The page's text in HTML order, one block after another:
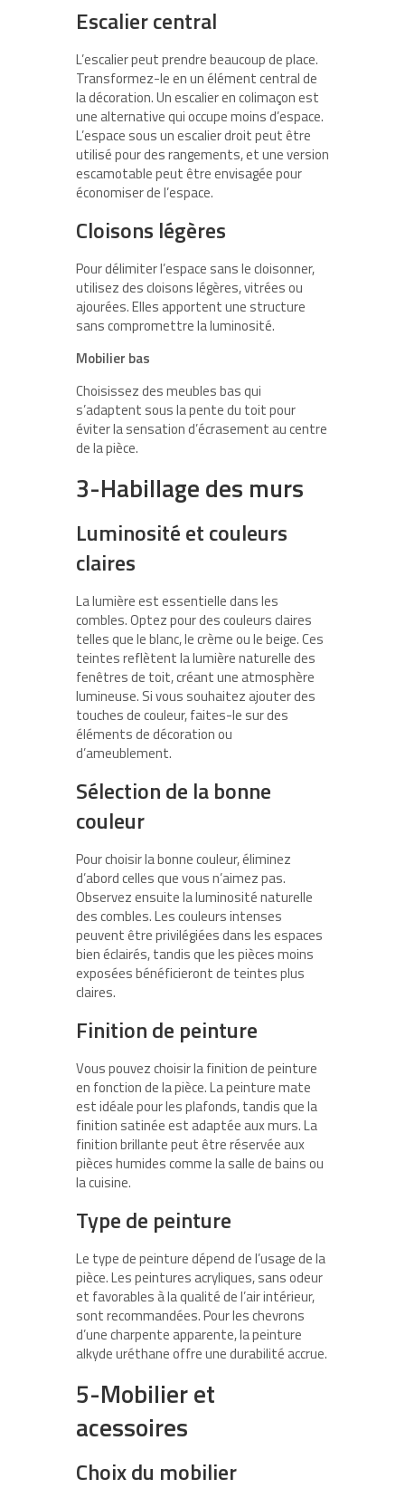
Escalier central
L’escalier peut prendre beaucoup de place.
Transformez-le en un élément central de
la décoration. Un escalier en colimaçon est
une alternative qui occupe moins d’espace.
L’espace sous un escalier droit peut être
utilisé pour des rangements, et une version
escamotable peut être envisagée pour
économiser de l’espace.
Cloisons légères
Pour délimiter l’espace sans le cloisonner,
utilisez des cloisons légères, vitrées ou
ajourées. Elles apportent une structure
sans compromettre la luminosité.
Mobilier bas
Choisissez des meubles bas qui
s’adaptent sous la pente du toit pour
éviter la sensation d’écrasement au centre
de la pièce.
3-Habillage des murs
Luminosité et couleurs
claires
La lumière est essentielle dans les
combles. Optez pour des couleurs claires
telles que le blanc, le crème ou le beige. Ces
teintes reflètent la lumière naturelle des
fenêtres de toit, créant une atmosphère
lumineuse. Si vous souhaitez ajouter des
touches de couleur, faites-le sur des
éléments de décoration ou
d’ameublement.
Sélection de la bonne
couleur
Pour choisir la bonne couleur, éliminez
d’abord celles que vous n’aimez pas.
Observez ensuite la luminosité naturelle
des combles. Les couleurs intenses
peuvent être privilégiées dans les espaces
bien éclairés, tandis que les pièces moins
exposées bénéficieront de teintes plus
claires.
Finition de peinture
Vous pouvez choisir la finition de peinture
en fonction de la pièce. La peinture mate
est idéale pour les plafonds, tandis que la
finition satinée est adaptée aux murs. La
finition brillante peut être réservée aux
pièces humides comme la salle de bains ou
la cuisine.
Type de peinture
Le type de peinture dépend de l’usage de la
pièce. Les peintures acryliques, sans odeur
et favorables à la qualité de l’air intérieur,
sont recommandées. Pour les chevrons
d’une charpente apparente, la peinture
alkyde uréthane offre une durabilité accrue.
5-Mobilier et
acessoires
Choix du mobilier